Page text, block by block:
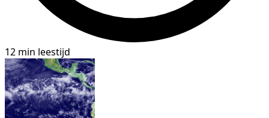
12 min leestijd